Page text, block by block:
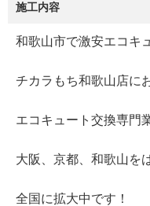
施工内容
和歌山市で激安エコキ
チカラもち和歌山店に
エコキュート交換専門
大阪、京都、和歌山を
全国に拡大中です！